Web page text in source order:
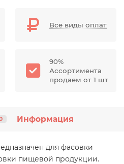
Все виды оплат
90%
Ассортимента
продаем от 1 шт
Информация
для фасовки
пищевой продукции.